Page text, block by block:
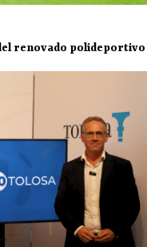
renovado polideportivo